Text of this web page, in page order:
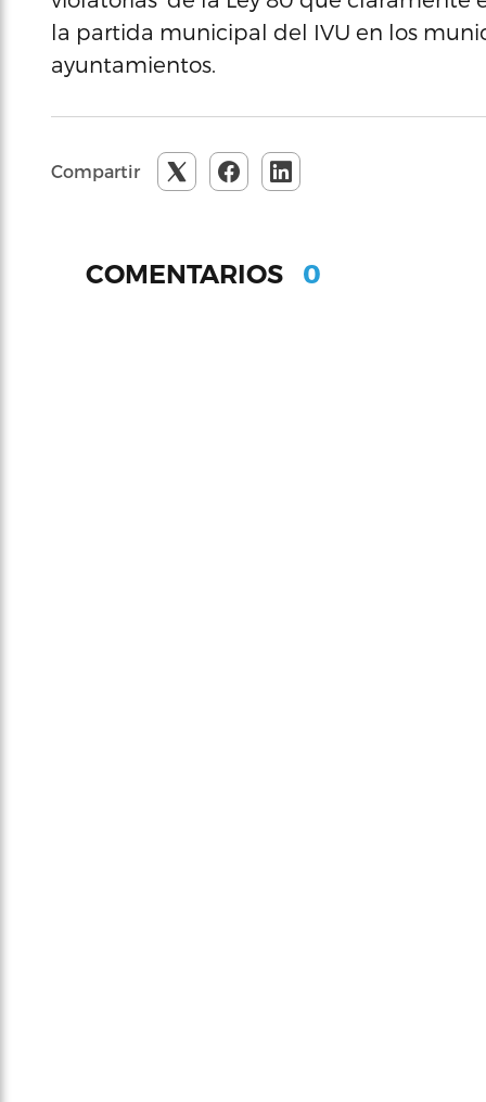
la partida municipal del IVU en los
ayuntamientos.
Compartir
COMENTARIOS 0